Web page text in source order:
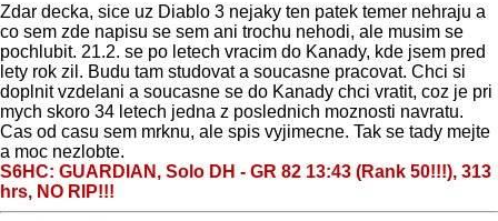
Zdar decka, sice uz Diablo 3 nejaky ten patek temer nehraju a
co sem zde napisu se sem ani trochu nehodi, ale musim se
pochlubit. 21.2. se po letech vracim do Kanady, kde jsem pred
lety rok zil. Budu tam studovat a soucasne pracovat. Chci si
doplnit vzdelani a soucasne se do Kanady chci vratit, coz je pri
mych skoro 34 letech jedna z poslednich moznosti navratu.
Cas od casu sem mrknu, ale spis vyjimecne. Tak se tady mejte
a moc nezlobte.
S6HC: GUARDIAN, Solo DH - GR 82 13:43 (Rank 50!!!), 313
hrs, NO RIP!!!
Nahoru